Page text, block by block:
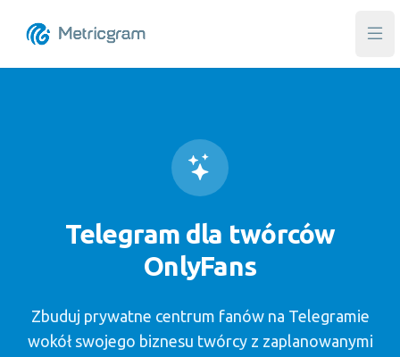
Telegram dla twórców
OnlyFans
Zbuduj prywatne centrum fanów na Telegramie
wokół swojego biznesu twórcy z zaplanowanymi